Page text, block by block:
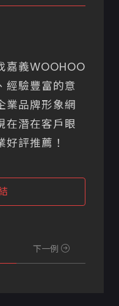
嘉義WOOHOO
經驗豐富的意
業品牌形象網
在潛在客戶眼
評推薦！
下一例